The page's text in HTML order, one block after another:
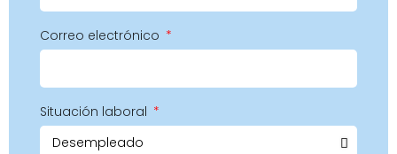
Correo electrónico
Situación laboral